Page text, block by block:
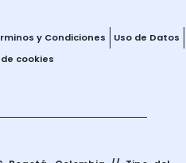
y Condiciones
Uso de Datos
cookies